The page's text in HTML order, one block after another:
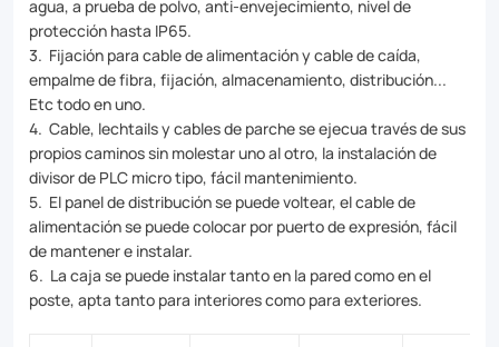
agua, a prueba de polvo, anti-envejecimiento, nivel de
protección hasta IP65.
3. Fijación para cable de alimentación y cable de caída,
empalme de fibra, fijación, almacenamiento, distribución...
Etc todo en uno.
4. Cable, lechtails y cables de parche se ejecua través de sus
propios caminos sin molestar uno al otro, la instalación de
divisor de PLC micro tipo, fácil mantenimiento.
5. El panel de distribución se puede voltear, el cable de
alimentación se puede colocar por puerto de expresión, fácil
de mantener e instalar.
6. La caja se puede instalar tanto en la pared como en el
poste, apta tanto para interiores como para exteriores.